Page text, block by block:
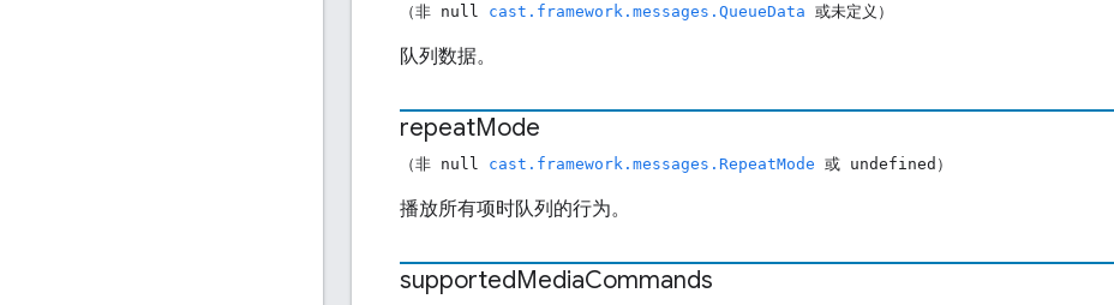
（非 null cast.framework.messages.QueueData 或未定义）
队列数据。
repeatMode
（非 null cast.framework.messages.RepeatMode 或 undefined）
播放所有项时队列的行为。
supportedMediaCommands